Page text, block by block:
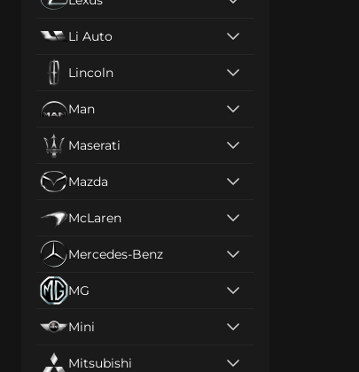
Li Auto
Lincoln
Man
Maserati
Mazda
McLaren
Mercedes-Benz
MG
Mini
Mitsubishi